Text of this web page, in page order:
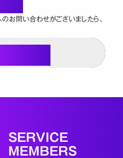
問い合わせがございましたら、
SERVICE
MEMBERS